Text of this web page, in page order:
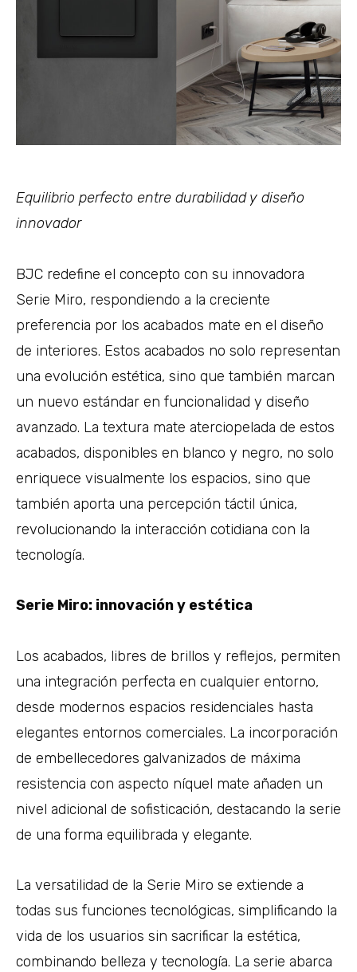
Equilibrio perfecto entre durabilidad y diseño
innovador
BJC redefine el concepto con su innovadora
Serie Miro, respondiendo a la creciente
preferencia por los acabados mate en el diseño
de interiores. Estos acabados no solo representan
una evolución estética, sino que también marcan
un nuevo estándar en funcionalidad y diseño
avanzado. La textura mate aterciopelada de estos
acabados, disponibles en blanco y negro, no solo
enriquece visualmente los espacios, sino que
también aporta una percepción táctil única,
revolucionando la interacción cotidiana con la
tecnología.
Serie Miro: innovación y estética
Los acabados, libres de brillos y reflejos, permiten
una integración perfecta en cualquier entorno,
desde modernos espacios residenciales hasta
elegantes entornos comerciales. La incorporación
de embellecedores galvanizados de máxima
resistencia con aspecto níquel mate añaden un
nivel adicional de sofisticación, destacando la serie
de una forma equilibrada y elegante.
La versatilidad de la Serie Miro se extiende a
todas sus funciones tecnológicas, simplificando la
vida de los usuarios sin sacrificar la estética,
combinando belleza y tecnología. La serie abarca